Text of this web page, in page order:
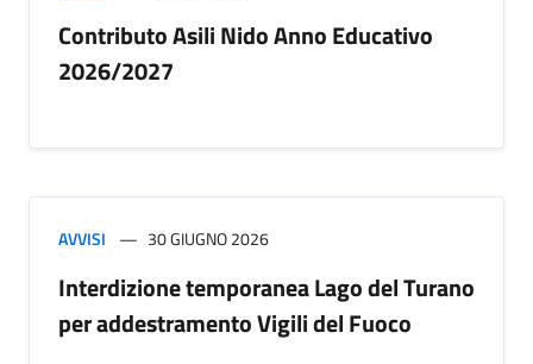
Contributo Asili Nido Anno Educativo
2026/2027
AVVISI 30 GIUGNO 2026
Interdizione temporanea Lago del Turano
per addestramento Vigili del Fuoco